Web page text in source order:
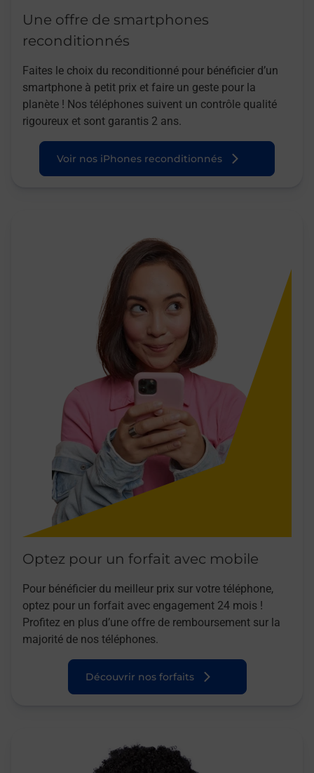
Une offre de smartphones
reconditionnés
Faites le choix du reconditionné pour bénéficier d’un
smartphone à petit prix et faire un geste pour la
planète ! Nos téléphones suivent un contrôle qualité
rigoureux et sont garantis 2 ans.
Voir nos iPhones reconditionnés
Optez pour un forfait avec mobile
Pour bénéficier du meilleur prix sur votre téléphone,
optez pour un forfait avec engagement 24 mois !
Profitez en plus d’une offre de remboursement sur la
majorité de nos téléphones.
Découvrir nos forfaits